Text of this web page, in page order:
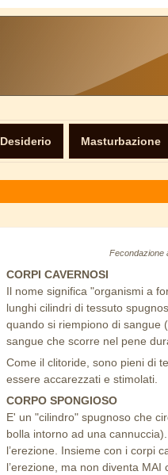
Desiderio Masturbazione
Fecondazione
CORPI CAVERNOSI
Il nome significa "organismi a
lunghi cilindri di tessuto
quando si riempiono di sangue
sangue che scorre nel pene
Come il clitoride, sono pieni di
essere accarezzati e stimolati.
CORPO SPONGIOSO
E' un "cilindro" spugnoso che
bolla intorno ad una
l’erezione. Insieme con i corpi
l’erezione, ma non diventa